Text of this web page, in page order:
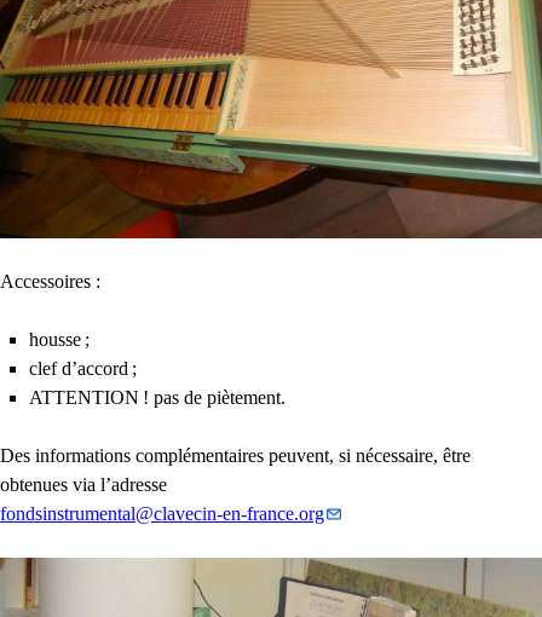
Accessoires :
housse ;
clef d’accord ;
ATTENTION ! pas de piètement.
Des informations complémentaires peuvent, si nécessaire, être
obtenues via l’adresse
fondsinstrumental@clavecin-en-france.org